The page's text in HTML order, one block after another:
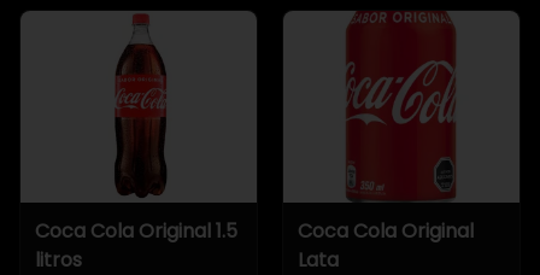
Coca Cola Original 1.5
litros
Coca Cola Original
Lata